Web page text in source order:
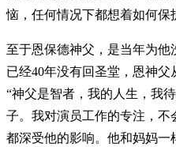
恼，任何情况下都想着如何保
至于恩保德神父，是当年为
已经40年没有回圣堂，恩神父
“神父是智者，我的人生，我
子。我对演员工作的专注，不
都深受他的影响。他和妈妈一